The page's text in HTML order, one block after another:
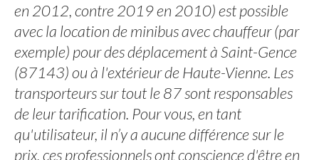
en 2012, contre 2019 en 2010) est possible
avec la location de minibus avec chauffeur (par
exemple) pour des déplacement à Saint-Gence
(87143) ou à l'extérieur de Haute-Vienne. Les
transporteurs sur tout le 87 sont responsables
de leur tarification. Pour vous, en tant
qu'utilisateur, il n’y a aucune différence sur le
prix, ces professionnels ont conscience d'être en